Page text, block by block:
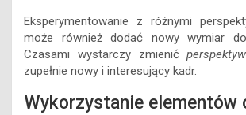
Eksperymentowanie z różnymi
może również dodać nowy wymiar
Czasami wystarczy zmienić
zupełnie nowy i interesujący kadr.
Wykorzystanie elementów